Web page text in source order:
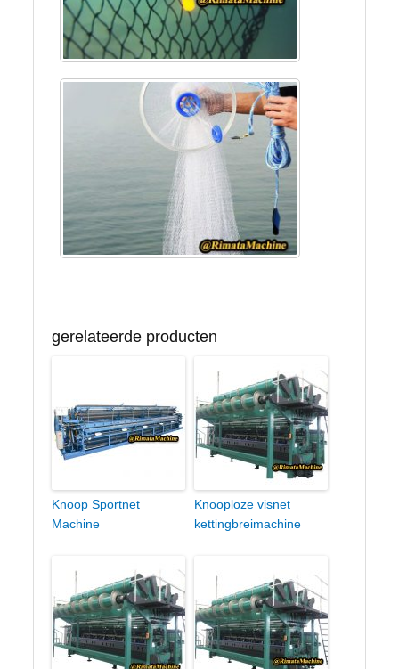
gerelateerde producten
Knoop Sportnet
Machine
Knooploze visnet
kettingbreimachine